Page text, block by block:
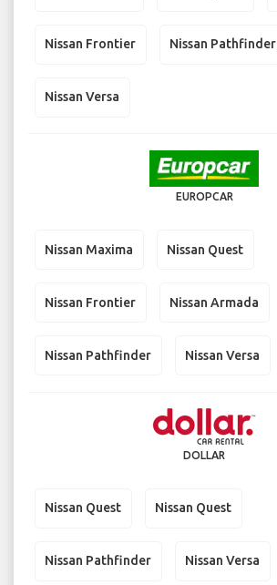
Nissan Frontier Nissan Pathfinder
Nissan Versa
EUROPCAR
Nissan Maxima Nissan Quest
Nissan Frontier Nissan Armada
Nissan Pathfinder Nissan Versa
DOLLAR
Nissan Quest Nissan Quest
Nissan Pathfinder Nissan Versa